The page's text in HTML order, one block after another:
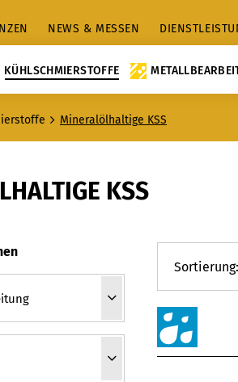
NEWS & MESSEN
KÜHLSCHMIERSTOFFE
Mineralölhaltige KSS
KSS